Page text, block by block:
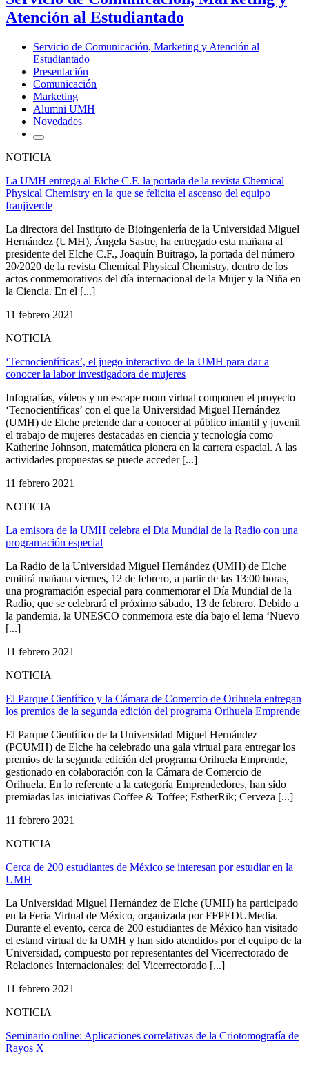
Atención al Estudiantado
Servicio de Comunicación, Marketing y Atención al
Estudiantado
Presentación
Comunicación
Marketing
Alumni UMH
Novedades
NOTICIA
La UMH entrega al Elche C.F. la portada de la revista Chemical
Physical Chemistry en la que se felicita el ascenso del equipo
franjiverde
La directora del Instituto de Bioingeniería de la Universidad Miguel
Hernández (UMH), Ángela Sastre, ha entregado esta mañana al
presidente del Elche C.F., Joaquín Buitrago, la portada del número
20/2020 de la revista Chemical Physical Chemistry, dentro de los
actos conmemorativos del día internacional de la Mujer y la Niña en
la Ciencia. En el [...]
11 febrero 2021
NOTICIA
‘Tecnocientíficas’, el juego interactivo de la UMH para dar a
conocer la labor investigadora de mujeres
Infografías, vídeos y un escape room virtual componen el proyecto
‘Tecnocientíficas’ con el que la Universidad Miguel Hernández
(UMH) de Elche pretende dar a conocer al público infantil y juvenil
el trabajo de mujeres destacadas en ciencia y tecnología como
Katherine Johnson, matemática pionera en la carrera espacial. A las
actividades propuestas se puede acceder [...]
11 febrero 2021
NOTICIA
La emisora de la UMH celebra el Día Mundial de la Radio con una
programación especial
La Radio de la Universidad Miguel Hernández (UMH) de Elche
emitirá mañana viernes, 12 de febrero, a partir de las 13:00 horas,
una programación especial para conmemorar el Día Mundial de la
Radio, que se celebrará el próximo sábado, 13 de febrero. Debido a
la pandemia, la UNESCO conmemora este día bajo el lema ‘Nuevo
[...]
11 febrero 2021
NOTICIA
El Parque Científico y la Cámara de Comercio de Orihuela entregan
los premios de la segunda edición del programa Orihuela Emprende
El Parque Científico de la Universidad Miguel Hernández
(PCUMH) de Elche ha celebrado una gala virtual para entregar los
premios de la segunda edición del programa Orihuela Emprende,
gestionado en colaboración con la Cámara de Comercio de
Orihuela. En lo referente a la categoría Emprendedores, han sido
premiadas las iniciativas Coffee & Toffee; EstherRik; Cerveza [...]
11 febrero 2021
NOTICIA
Cerca de 200 estudiantes de México se interesan por estudiar en la
UMH
La Universidad Miguel Hernández de Elche (UMH) ha participado
en la Feria Virtual de México, organizada por FFPEDUMedia.
Durante el evento, cerca de 200 estudiantes de México han visitado
el estand virtual de la UMH y han sido atendidos por el equipo de la
Universidad, compuesto por representantes del Vicerrectorado de
Relaciones Internacionales; del Vicerrectorado [...]
11 febrero 2021
NOTICIA
Seminario online: Aplicaciones correlativas de la Criotomografía de
Rayos X